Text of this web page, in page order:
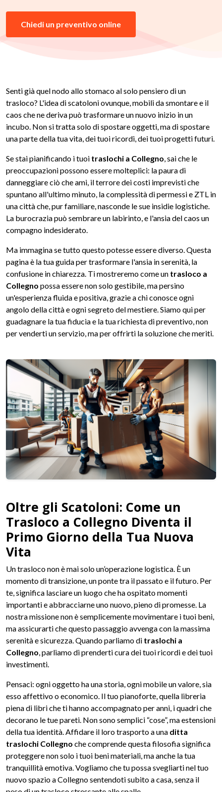
Chiedi un preventivo online
Senti già quel nodo allo stomaco al solo pensiero di un
trasloco? L'idea di scatoloni ovunque, mobili da smontare e il
caos che ne deriva può trasformare un nuovo inizio in un
incubo. Non si tratta solo di spostare oggetti, ma di spostare
una parte della tua vita, dei tuoi ricordi, dei tuoi progetti futuri.
Se stai pianificando i tuoi traslochi a Collegno, sai che le
preoccupazioni possono essere molteplici: la paura di
danneggiare ciò che ami, il terrore dei costi imprevisti che
spuntano all'ultimo minuto, la complessità di permessi e ZTL in
una città che, pur familiare, nasconde le sue insidie logistiche.
La burocrazia può sembrare un labirinto, e l'ansia del caos un
compagno indesiderato.
Ma immagina se tutto questo potesse essere diverso. Questa
pagina è la tua guida per trasformare l'ansia in serenità, la
confusione in chiarezza. Ti mostreremo come un trasloco a
Collegno possa essere non solo gestibile, ma persino
un'esperienza fluida e positiva, grazie a chi conosce ogni
angolo della città e ogni segreto del mestiere. Siamo qui per
guadagnare la tua fiducia e la tua richiesta di preventivo, non
per venderti un servizio, ma per offrirti la soluzione che meriti.
Oltre gli Scatoloni: Come un
Trasloco a Collegno Diventa il
Primo Giorno della Tua Nuova
Vita
Un trasloco non è mai solo un’operazione logistica. È un
momento di transizione, un ponte tra il passato e il futuro. Per
te, significa lasciare un luogo che ha ospitato momenti
importanti e abbracciarne uno nuovo, pieno di promesse. La
nostra missione non è semplicemente movimentare i tuoi beni,
ma assicurarti che questo passaggio avvenga con la massima
serenità e sicurezza. Quando parliamo di traslochi a
Collegno, parliamo di prenderti cura dei tuoi ricordi e dei tuoi
investimenti.
Pensaci: ogni oggetto ha una storia, ogni mobile un valore, sia
esso affettivo o economico. Il tuo pianoforte, quella libreria
piena di libri che ti hanno accompagnato per anni, i quadri che
decorano le tue pareti. Non sono semplici “cose”, ma estensioni
della tua identità. Affidare il loro trasporto a una ditta
traslochi Collegno che comprende questa filosofia significa
proteggere non solo i tuoi beni materiali, ma anche la tua
tranquillità emotiva. Vogliamo che tu possa svegliarti nel tuo
nuovo spazio a Collegno sentendoti subito a casa, senza il